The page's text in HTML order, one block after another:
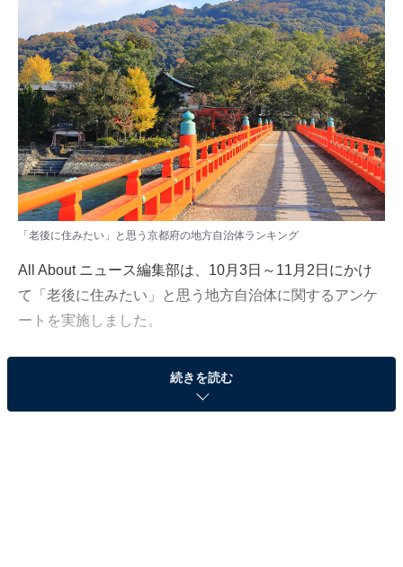
「老後に住みたい」と思う京都府の地方自治体ランキング
All About ニュース編集部は、10月3日～11月2日にかけ
て「老後に住みたい」と思う地方自治体に関するアンケ
ートを実施しました。
この記事では、全国10～70代の237人の回答を集計した
結果から、「老後に住みたい」と思う京都府の地方自治
続きを読む